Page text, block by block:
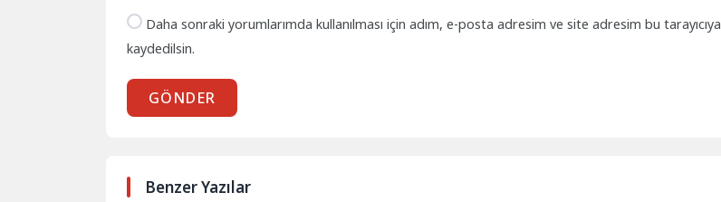
Daha sonraki yorumlarımda kullanılması için adım, e-posta adresim ve site adresim bu tarayıcıya
kaydedilsin.
GÖNDER
Benzer Yazılar